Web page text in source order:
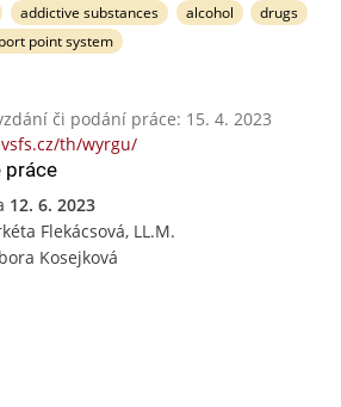
addictive substances alcohol
drugs
point system
či podání práce: 15. 4. 2023
th/wyrgu/
práce
12. 6. 2023
Flekácsová, LL.M.
Kosejková